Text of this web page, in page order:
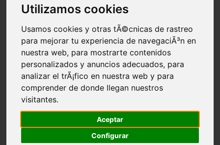
Utilizamos cookies
Usamos cookies y otras tÃ©cnicas de rastreo
para mejorar tu experiencia de navegaciÃ³n en
nuestra web, para mostrarte contenidos
personalizados y anuncios adecuados, para
analizar el trÃ¡fico en nuestra web y para
comprender de donde llegan nuestros
visitantes.
Aceptar
Configurar
Cubos con Letras
Cubos acrílicos con letras
Arcoíris
Cubos acrílicos con letras – Arcoíris – Libre elección
Cubos acrílicos con letras –
Arcoíris – Libre elección